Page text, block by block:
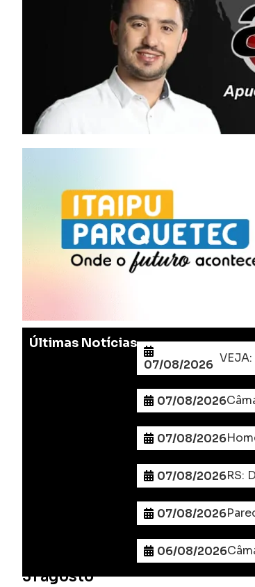
Últimas Notícias
07/08/2026
07/08/2026
07/08/2026
07/08/2026RS:
07/08/2026
06/08/2026
31 agosto